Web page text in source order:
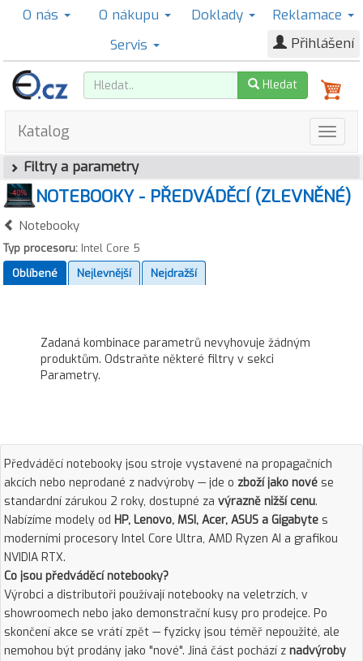
O nás O nákupu Doklady
Reklamace
Servis
Přihlášení
Hledat
Katalog
Filtry a parametry
NOTEBOOKY - PŘEDVÁDĚCÍ (ZLEVNĚNÉ)
Notebooky
Typ procesoru: Intel Core 5
Oblíbené
Nejlevnější Nejdražší
Zadaná kombinace parametrů nevyhovuje žádným
produktům. Odstraňte některé filtry v sekci
Parametry.
Předváděcí notebooky jsou stroje vystavené na propagačních
akcích nebo neprodané z nadvýroby — jde o zboží jako nové se
standardní zárukou 2 roky, dostupné za výrazně nižší cenu.
Nabízíme modely od HP, Lenovo, MSI, Acer, ASUS a Gigabyte s
moderními procesory Intel Core Ultra, AMD Ryzen AI a grafikou
NVIDIA RTX.
Co jsou předváděcí notebooky?
Výrobci a distributoři používají notebooky na veletrzích, v
showroomech nebo jako demonstrační kusy pro prodejce. Po
skončení akce se vrátí zpět — fyzicky jsou téměř nepoužité, ale
nemohou být prodány jako "nové". Jiná část pochází z nadvýroby